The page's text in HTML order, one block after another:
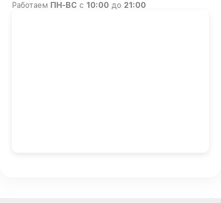
Работаем ПН-ВС с 10:00 до 21:00